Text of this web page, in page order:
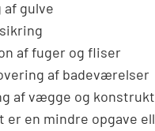
gulve
af fuger og fliser
af badeværelser
af vægge og
er en mindre opgave